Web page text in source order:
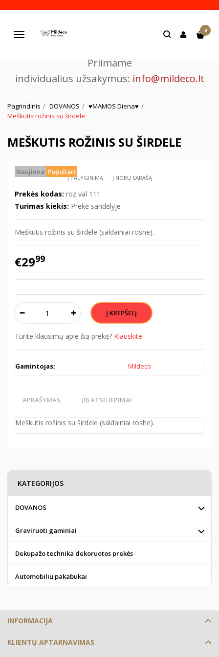
Navigacija
0
Priimame
individualius užsakymus: info@mildeco.lt
Pagrindinis DOVANOS
♥MAMOS Diena♥
Meškutis rožinis su širdele
MEŠKUTIS ROŽINIS SU ŠIRDELE
Naujiena Populiari
Į PALYGINIMĄ Į NORŲ SĄRAŠĄ
Prekės kodas: roz val 111
Turimas kiekis: Prekė sandėlyje
Meškutis rožinis su širdele (saldainiai roshe).
€2999
Turite klausimų apie šią prekę? Klauskite
Gamintojas: Mildeco
APRAŠYMAS (0) ATSILIEPIMAI
Meškutis rožinis su širdele (saldainiai roshe).
KATEGORIJOS
DOVANOS
Graviruoti gaminiai
Dekupažo technika dekoruotos prekės
Automobilių pakabukai
INFORMACIJA
KLIENTŲ APTARNAVIMAS